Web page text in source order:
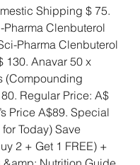
Pharma Clenbuterol
Pharma Clenbuterol
130. Anavar 50 x
(Compounding
Regular Price: A$
Price A$89. Special
Today) Save
2 + Get 1 FREE) +